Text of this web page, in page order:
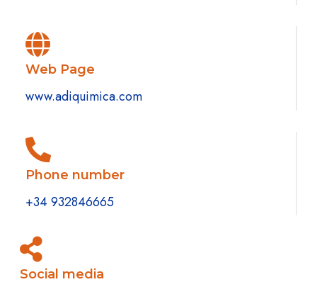
Web Page
www.adiquimica.com
Phone number
+34 932846665
Social media